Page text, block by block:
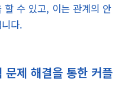
할 수 있고, 이는 관계의 안
다.
제 해결을 통한 커플